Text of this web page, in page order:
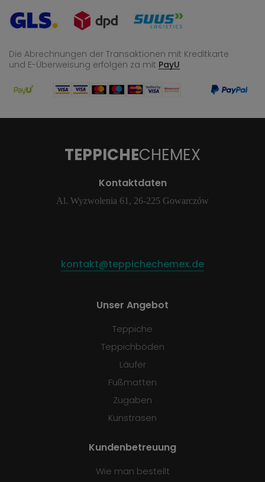
Die Abrechnungen der Transaktionen mit Kreditkarte
und E-Überweisung erfolgen za mit PayU
TEPPICHECHEMEX
Kontaktdaten
Al. Wyzwolenia 61, 26-225 Gowarczów
kontakt@teppichechemex.de
Unser Angebot
Teppiche
Teppichböden
Läufer
Fußmatten
Zugaben
Kunstrasen
Kundenbetreuung
Wie man bestellt